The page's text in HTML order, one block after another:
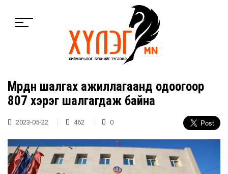
Мөрдөн шалгах ажиллагаанд одоогоор
807 хэрэг шалгагдаж байна
2023-05-22 462 0